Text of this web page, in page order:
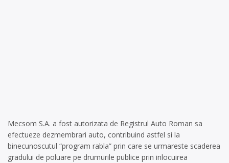
Mecsom S.A. a fost autorizata de Registrul Auto Roman sa
efectueze dezmembrari auto, contribuind astfel si la
binecunoscutul “program rabla” prin care se urmareste scaderea
gradului de poluare pe drumurile publice prin inlocuirea